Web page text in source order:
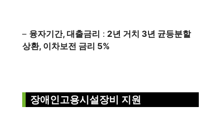
– 융자기간, 대출금리 : 2년 거치 3년 균등분할
상환, 이차보전 금리 5%
장애인고용시설장비 지원